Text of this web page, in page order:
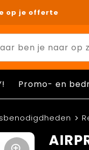
op je offerte
Promo- en